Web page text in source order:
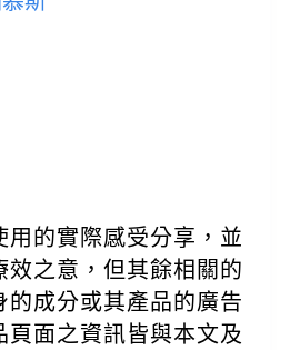
用的實際感受分享，並
效之意，但其餘相關的
的成分或其產品的廣告
頁面之資訊皆與本文及